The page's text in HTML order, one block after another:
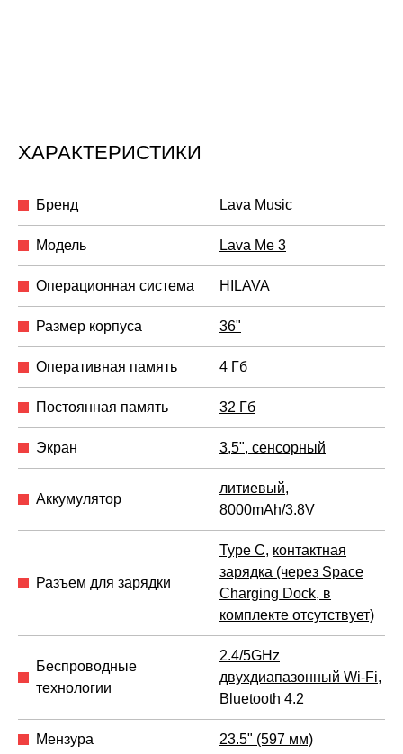
ХАРАКТЕРИСТИКИ
Бренд Lava Music
Модель Lava Me 3
Операционная система HILAVA
Размер корпуса 36"
Оперативная память 4 Гб
Постоянная память 32 Гб
Экран 3,5", сенсорный
Аккумулятор
литиевый,
8000mAh/3.8V
Разъем для зарядки
Type C, контактная
зарядка (через Space
Charging Dock, в
комплекте отсутствует)
Беспроводные
технологии
2.4/5GHz
двухдиапазонный Wi-Fi,
Bluetooth 4.2
Мензура 23.5" (597 мм)